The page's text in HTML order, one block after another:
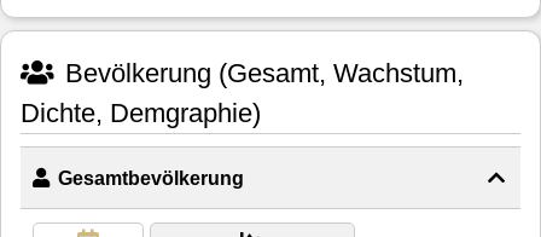
Bevölkerung (Gesamt, Wachstum,
Dichte, Demgraphie)
Gesamtbevölkerung